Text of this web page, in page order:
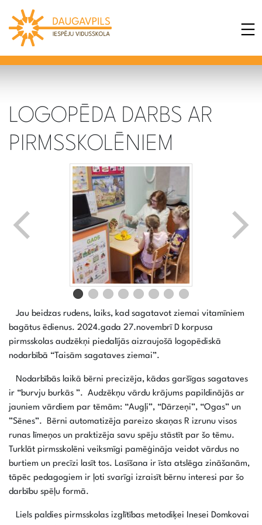
LOGOPĒDA DARBS AR
PIRMSSKOLĒNIEM
Jau beidzas rudens, laiks, kad sagatavot ziemai vitamīniem
bagātus ēdienus. 2024.gada 27.novembrī D korpusa
pirmsskolas audzēkņi piedalījās aizraujošā logopēdiskā
nodarbībā “Taisām sagataves ziemai”.
Nodarbībās laikā bērni precizēja, kādas garšīgas sagataves
ir “burvju burkās ”. Audzēkņu vārdu krājums papildinājās ar
jauniem vārdiem par tēmām: “Augļi”, “Dārzeņi”, “Ogas” un
”Sēnes”. Bērni automatizēja pareizo skaņas R izrunu visos
runas līmeņos un praktizēja savu spēju stāstīt par šo tēmu.
Turklāt pirmsskolēni veiksmīgi pamēģināja veidot vārdus no
burtiem un precīzi lasīt tos. Lasīšana ir īsta atslēga zināšanām,
tāpēc pedagogiem ir ļoti svarīgi izraisīt bērnu interesi par šo
darbību spēļu formā.
Liels paldies pirmsskolas izglītības metodiķei Inesei Domkovai